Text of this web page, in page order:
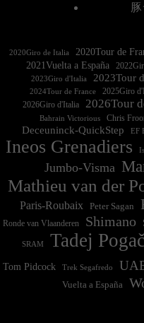
2020Giro de Italia 2020Tour de
2021Vuelta a España
2023Giro d'Italia 2023Tour
2024Tour de France
2025Giro
2026Giro d'Italia 2026Tour
Bahrain Victorious Chris
Deceuninck-QuickStep EF
Ineos Grenadiers
Jumbo-Visma
Mathieu van der
Paris-Roubaix
Peter Sagan
Ronde van Vlaanderen Shimano
SRAM Tadej
Tom Pidcock Trek Segafredo
Vuelta a España